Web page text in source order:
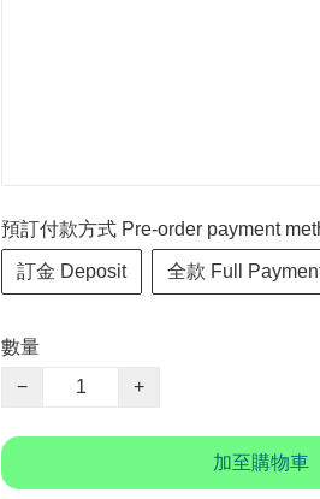
預訂付款方式 Pre-order payment
訂金 Deposit 全款 Full
數量
−
+
加至購物車